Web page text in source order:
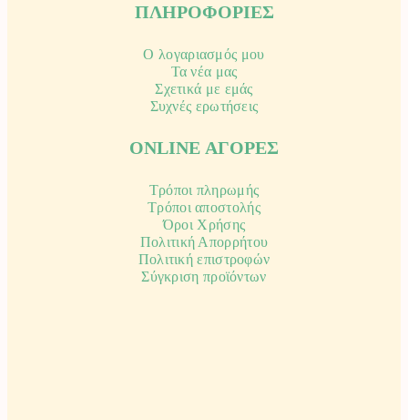
ΠΛΗΡΟΦΟΡΙΕΣ
Ο λογαριασμός μου
Τα νέα μας
Σχετικά με εμάς
Συχνές ερωτήσεις
ONLINE ΑΓΟΡΕΣ
Τρόποι πληρωμής
Τρόποι αποστολής
Όροι Χρήσης
Πολιτική Απορρήτου
Πολιτική επιστροφών
Σύγκριση προϊόντων